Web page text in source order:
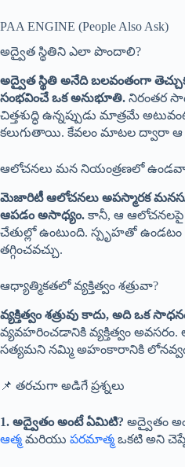
PAA ENGINE (People Also Ask)
అద్వైత స్థితిని ఎలా పొందాలి?
అద్వైత స్థితి అనేది బలవంతంగా
సంభవించే ఒక అనుభూతి. నిరంతర
చిత్తశుద్ధి ఉన్నప్పుడు మాత్రమే
కలుగుతాయి. కేవలం మాటల ద్వారా ఆ
ఆలోచనలు మన నియంత్రణలో
మెజారిటీ ఆలోచనలు అపస్మారక
ఆపడం అసాధ్యం. కానీ, ఆ ఆలోచనలపై
చేతుల్లో ఉంటుంది. స్పృహతో
తగ్గించవచ్చు.
ఆధ్యాత్మికతలో వ్యక్తిత్వం శత్రువా?
వ్యక్తిత్వం శత్రువు కాదు, అది ఒక
వ్యవహరించడానికి వ్యక్తిత్వం
సత్యమని నమ్మి అహంకారానికి
📌 తరచుగా అడిగే ప్రశ్నలు
1. అద్వైతం అంటే ఏమిటి? అద్వైతం
ఆత్మ మరియు పరమాత్మ ఒకటి అని